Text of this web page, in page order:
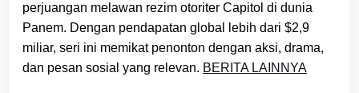
perjuangan melawan rezim otoriter Capitol di dunia
Panem. Dengan pendapatan global lebih dari $2,9
miliar, seri ini memikat penonton dengan aksi, drama,
dan pesan sosial yang relevan. BERITA LAINNYA